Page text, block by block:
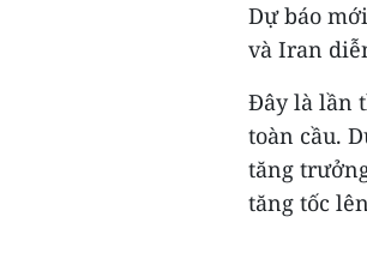
Dự báo
và Iran
Đây là lần
toàn cầu.
tăng
tăng tốc